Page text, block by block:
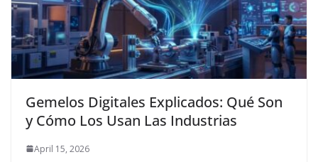
Gemelos Digitales Explicados: Qué Son
y Cómo Los Usan Las Industrias
April 15, 2026